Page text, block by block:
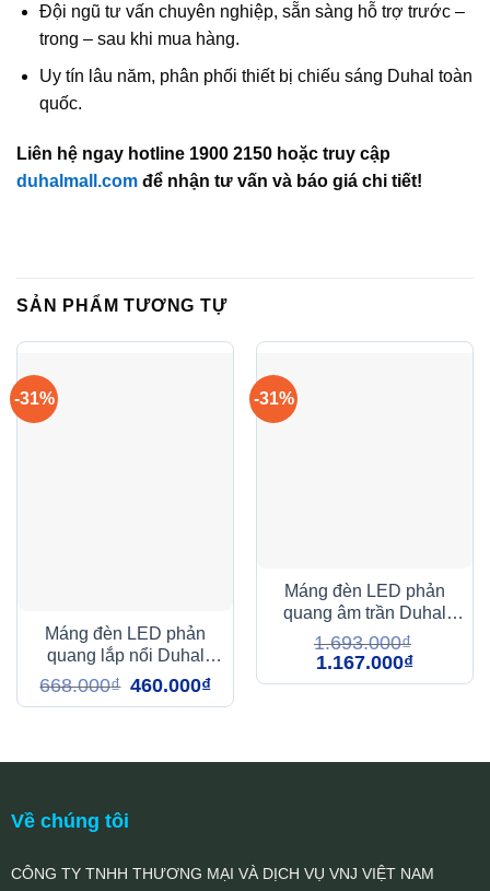
Đội ngũ tư vấn chuyên nghiệp, sẵn sàng hỗ trợ trước –
trong – sau khi mua hàng.
Uy tín lâu năm, phân phối thiết bị chiếu sáng Duhal toàn
quốc.
Liên hệ ngay hotline 1900 2150 hoặc truy cập
duhalmall.com để nhận tư vấn và báo giá chi tiết!
SẢN PHẨM TƯƠNG TỰ
-31%
Máng đèn LED phản
quang lắp nổi Duhal
LDN209 2x9W
668.000₫
Giá
gốc
là:
460.000₫Giá
tại
-31%
Máng đèn LED phản
quang âm trần Duhal
LCA418 4x18W
1.693.000₫
Giá
gốc
là:
1.167.000₫Giá
tại
Về chúng tôi
CÔNG TY TNHH THƯƠNG MẠI VÀ DỊCH VỤ VNJ VIỆT NAM